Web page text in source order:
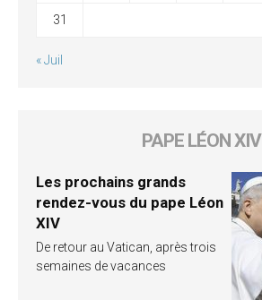
31
« Juil
PAPE LÉON XIV
Les prochains grands
rendez-vous du pape Léon
XIV
De retour au Vatican, après trois
semaines de vacances